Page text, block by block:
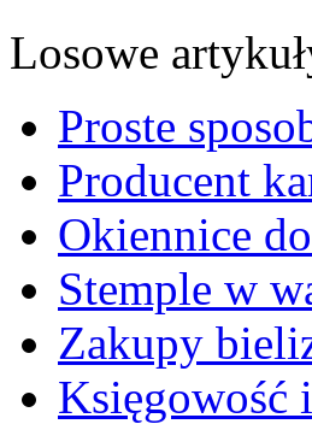
Losowe
Proste
Producent
Okiennice
Stemple w
Zakupy
Księgowość